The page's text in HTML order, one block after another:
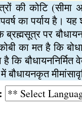
की कोटि
का पर्याय है। यह
ब्रह्मसूत्र पर
का मत है कि
है कि
बौधायनकृत